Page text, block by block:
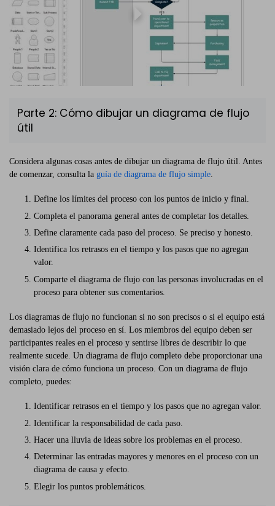
Parte 2: Cómo dibujar un diagrama de flujo
útil
Considera algunas cosas antes de dibujar un diagrama de flujo útil. Antes
de comenzar, consulta la guía de diagrama de flujo simple
Define los límites del proceso con los puntos de inicio y final.
Completa el panorama general antes de completar los detalles.
Define claramente cada paso del proceso. Se preciso y honesto.
Identifica los retrasos en el tiempo y los pasos que no agregan
valor.
Comparte el diagrama de flujo con las personas involucradas en el
proceso para obtener sus comentarios.
Los diagramas de flujo no funcionan si no son precisos o si el equipo está
demasiado lejos del proceso en sí. Los miembros del equipo deben ser
participantes reales en el proceso y sentirse libres de describir lo que
realmente sucede. Un diagrama de flujo completo debe proporcionar una
visión clara de cómo funciona un proceso. Con un diagrama de flujo
completo, puedes:
Identificar retrasos en el tiempo y los pasos que no agregan valor.
Identificar la responsabilidad de cada paso.
Hacer una lluvia de ideas sobre los problemas en el proceso.
Determinar las entradas mayores y menores en el proceso con un
diagrama de causa y efecto.
Elegir los puntos problemáticos.